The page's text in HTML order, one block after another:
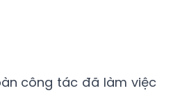
công tác đã làm việc